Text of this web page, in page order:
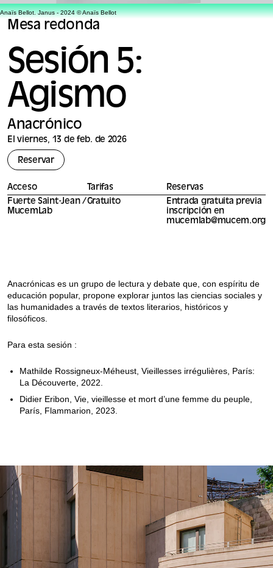
Anaïs Bellot. Janus - 2024 © Anaïs Bellot
Mesa redonda
Sesión 5:
Agismo
Anacrónico
El viernes, 13 de feb. de 2026
Reservar
Acceso
Fuerte Saint-Jean /
MucemLab
Tarifas
Gratuito
Reservas
Entrada gratuita previa
inscripción en
mucemlab@mucem.org
Anacrónicas es un grupo de lectura y debate que, con espíritu de
educación popular, propone explorar juntos las ciencias sociales y
las humanidades a través de textos literarios, históricos y
filosóficos.
Para esta sesión :
Mathilde Rossigneux-Méheust, Vieillesses irrégulières, París:
La Découverte, 2022.
Didier Eribon, Vie, vieillesse et mort d’une femme du peuple,
París, Flammarion, 2023.